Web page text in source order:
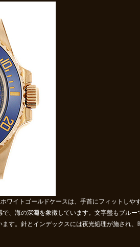
ワイトゴールドケースは、手首にフィットしや
、海の深淵を象徴しています。文字盤もブル
す。針とインデックスには夜光処理が施され